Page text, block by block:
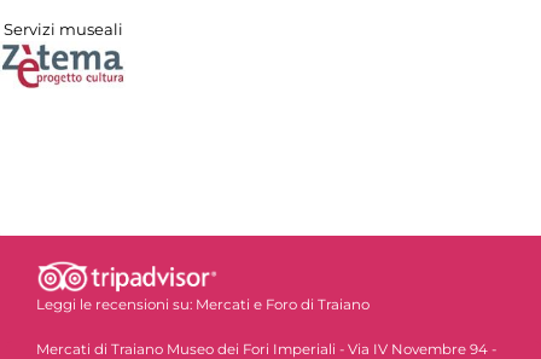
Servizi museali
Leggi le recensioni su: Mercati e Foro di Traiano
Mercati di Traiano Museo dei Fori Imperiali - Via IV Novembre 94 -